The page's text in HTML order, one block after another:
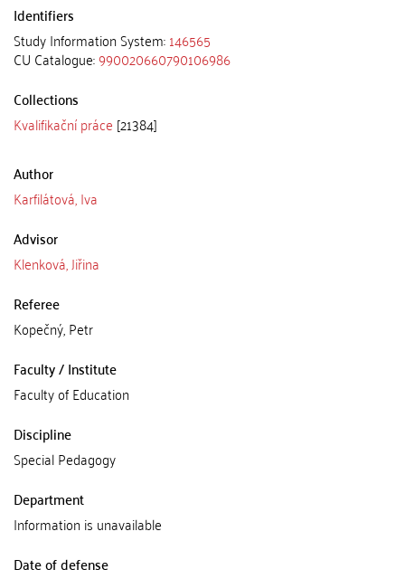
Identifiers
Study Information System:146565
CU Catalogue:990020660790106986
Collections
Kvalifikační práce [21384]
Author
Karfilátová, Iva
Advisor
Klenková, Jiřina
Referee
Kopečný, Petr
Faculty / Institute
Faculty of Education
Discipline
Special Pedagogy
Department
Information is unavailable
Date of defense